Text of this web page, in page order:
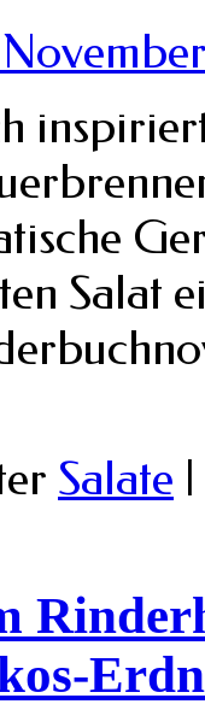
Salat
Salate |